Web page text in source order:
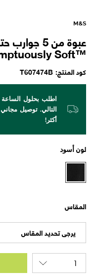
M&S
عبوة من 5
Soft™‎
كود المنتج T607474B
أكثر!
لون أسود
المقاس
يرجى تحديد المقاس